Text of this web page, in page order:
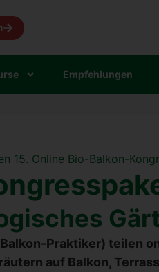
Emp­feh­lun­gen
Prak­ti­ker) tei­len
auf Bal­kon,